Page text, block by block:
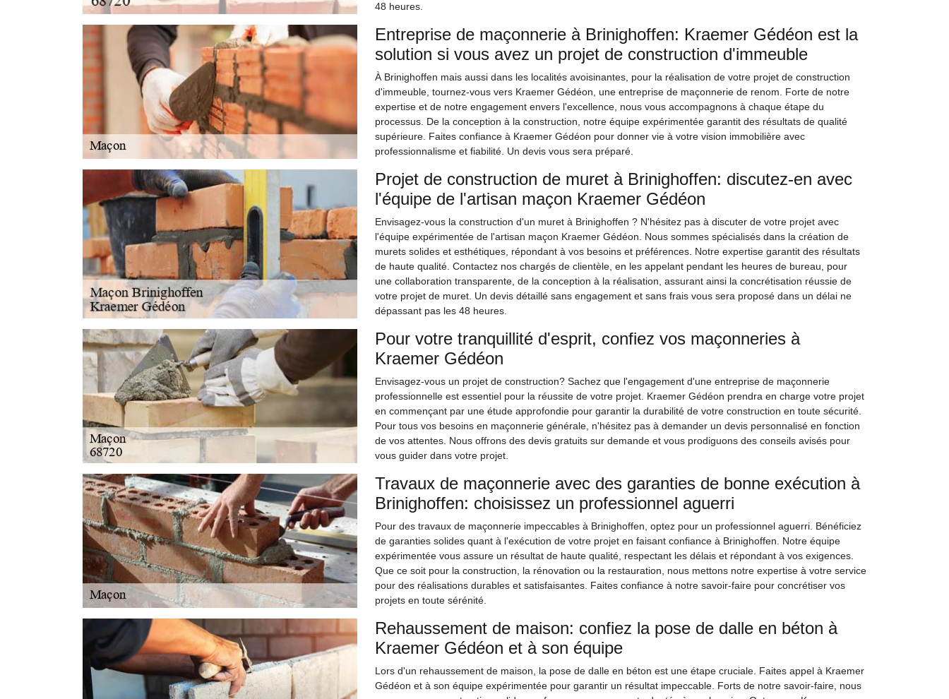
48 heures.
Entreprise de maçonnerie à Brinighoffen: Kraemer Gédéon est la
solution si vous avez un projet de construction d'immeuble
À Brinighoffen mais aussi dans les localités avoisinantes, pour la réalisation de votre projet de construction
d'immeuble, tournez-vous vers Kraemer Gédéon, une entreprise de maçonnerie de renom. Forte de notre
expertise et de notre engagement envers l'excellence, nous vous accompagnons à chaque étape du
processus. De la conception à la construction, notre équipe expérimentée garantit des résultats de qualité
supérieure. Faites confiance à Kraemer Gédéon pour donner vie à votre vision immobilière avec
professionnalisme et fiabilité. Un devis vous sera préparé.
Projet de construction de muret à Brinighoffen: discutez-en avec
l'équipe de l'artisan maçon Kraemer Gédéon
Envisagez-vous la construction d'un muret à Brinighoffen ? N'hésitez pas à discuter de votre projet avec
l'équipe expérimentée de l'artisan maçon Kraemer Gédéon. Nous sommes spécialisés dans la création de
murets solides et esthétiques, répondant à vos besoins et préférences. Notre expertise garantit des résultats
de haute qualité. Contactez nos chargés de clientèle, en les appelant pendant les heures de bureau, pour
une collaboration transparente, de la conception à la réalisation, assurant ainsi la concrétisation réussie de
votre projet de muret. Un devis détaillé sans engagement et sans frais vous sera proposé dans un délai ne
dépassant pas les 48 heures.
Pour votre tranquillité d'esprit, confiez vos maçonneries à
Kraemer Gédéon
Envisagez-vous un projet de construction? Sachez que l'engagement d'une entreprise de maçonnerie
professionnelle est essentiel pour la réussite de votre projet. Kraemer Gédéon prendra en charge votre projet
en commençant par une étude approfondie pour garantir la durabilité de votre construction en toute sécurité.
Pour tous vos besoins en maçonnerie générale, n'hésitez pas à demander un devis personnalisé en fonction
de vos attentes. Nous offrons des devis gratuits sur demande et vous prodiguons des conseils avisés pour
vous guider dans votre projet.
Travaux de maçonnerie avec des garanties de bonne exécution à
Brinighoffen: choisissez un professionnel aguerri
Pour des travaux de maçonnerie impeccables à Brinighoffen, optez pour un professionnel aguerri. Bénéficiez
de garanties solides quant à l'exécution de votre projet en faisant confiance à Brinighoffen. Notre équipe
expérimentée vous assure un résultat de haute qualité, respectant les délais et répondant à vos exigences.
Que ce soit pour la construction, la rénovation ou la restauration, nous mettons notre expertise à votre service
pour des réalisations durables et satisfaisantes. Faites confiance à notre savoir-faire pour concrétiser vos
projets en toute sérénité.
Rehaussement de maison: confiez la pose de dalle en béton à
Kraemer Gédéon et à son équipe
Lors d'un rehaussement de maison, la pose de dalle en béton est une étape cruciale. Faites appel à Kraemer
Gédéon et à son équipe expérimentée pour garantir un résultat impeccable. Forts de notre savoir-faire, nous